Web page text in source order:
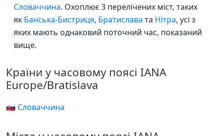
Словаччина. Охоплює 3 перелічених міст, таких
як Банська-Бистриця, Братислава та Нітра, усі з
яких мають однаковий поточний час, показаний
вище.
Країни у часовому поясі IANA
Europe/Bratislava
🇸🇰 Словаччина